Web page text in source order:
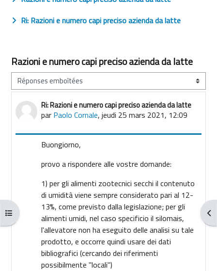
Ouvrir l’index du cours
Ri: Razioni e numero capi preciso azienda da latte
Razioni e numero capi preciso azienda da latte
Type d’affichage
Ri: Razioni e numero capi preciso azienda da latte
par Paolo Cornale, jeudi 25 mars 2021, 12:09
Nombre de réponses : 0
Buongiorno,
provo a rispondere alle vostre domande:
1) per gli alimenti zootecnici secchi il contenuto
di umidità viene sempre considerato pari al 12-
13%, come previsto dalla legislazione; per gli
alimenti umidi, nel caso specificio il silomais,
l'allevatore non ha eseguito delle analisi su tale
prodotto, e occorre quindi usare dei dati
bibliografici (cercando dei riferimenti
possibilmente "locali")